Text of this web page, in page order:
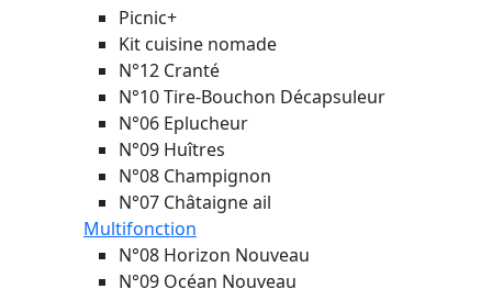
Picnic+
Kit cuisine nomade
N°12 Cranté
N°10 Tire-Bouchon Décapsuleur
N°06 Eplucheur
N°09 Huîtres
N°08 Champignon
N°07 Châtaigne ail
Multifonction
N°08 Horizon Nouveau
N°09 Océan Nouveau